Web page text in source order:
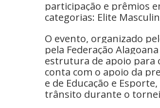
participação e prêmios
categorias: Elite
O evento, organizado
pela Federação
estrutura de apoio para
conta com o apoio da
e de Educação e
trânsito durante o